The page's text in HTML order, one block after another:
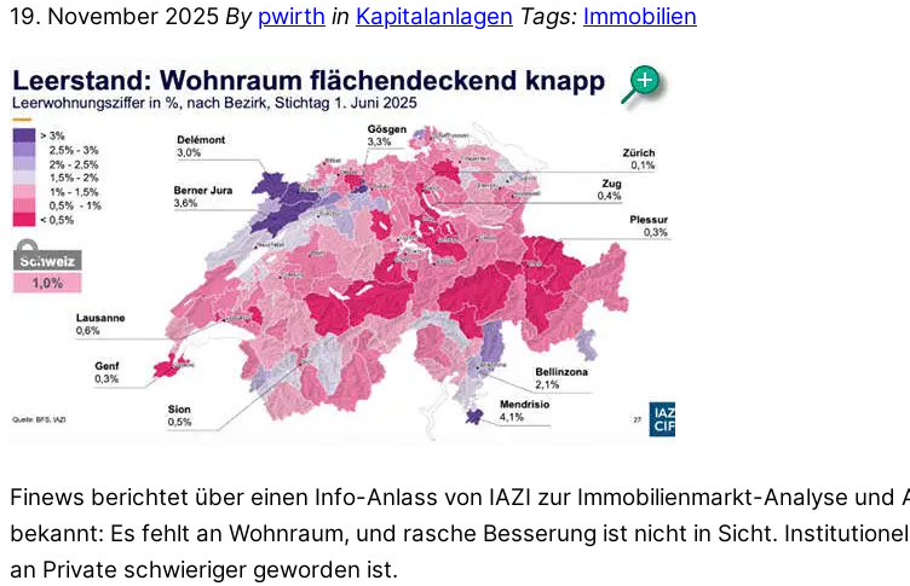
19. November 2025 By pwirth in Kapitalanlagen Tags: Immobilien
Finews berichtet über einen Info-Anlass von IAZI zur Immobilienmarkt-Analyse
bekannt: Es fehlt an Wohnraum, und rasche Besserung ist nicht in Sicht.
an Private schwieriger geworden ist.